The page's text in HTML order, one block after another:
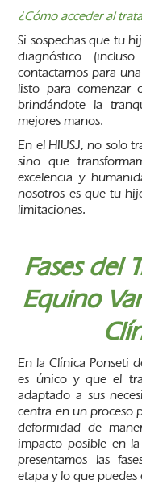
¿Cómo acceder al
Si sospechas que tu
diagnóstico
contactarnos para
listo para comenzar
brindándote la
mejores manos.
En el HIUSJ, no solo
sino que
excelencia y
nosotros es que tu
limitaciones.
Fases del
Equino
En la Clínica Ponseti
es único y que el
adaptado a sus
centra en un proceso
deformidad de
impacto posible en
presentamos las
etapa y lo que puedes